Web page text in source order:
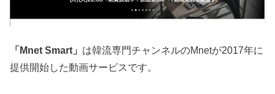
「Mnet Smart」 は韓流専門チャンネルのMnetが2017年に
提供開始した動画サービスです。